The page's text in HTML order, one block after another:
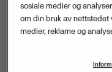
sosiale medier og
om din bruk av nettstedet
medier, reklame og